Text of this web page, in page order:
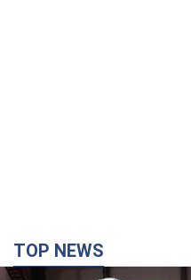
Кремль отримав
залишився майже без